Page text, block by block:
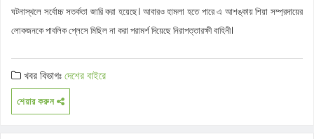
ঘটনাস্থলে সর্বোচ্চ সতর্কতা জারি করা হয়েছে। আবারও হামলা হতে পারে এ আশঙ্কায় শিয়া সম্প্রদায়ের
লোকজনকে পাবলিক প্লেসে মিছিল না করা পরামর্শ দিয়েছে নিরাপত্তারক্ষী বাহিনী।
খবর বিভাগঃদেশের বাইরে
শেয়ার করুন